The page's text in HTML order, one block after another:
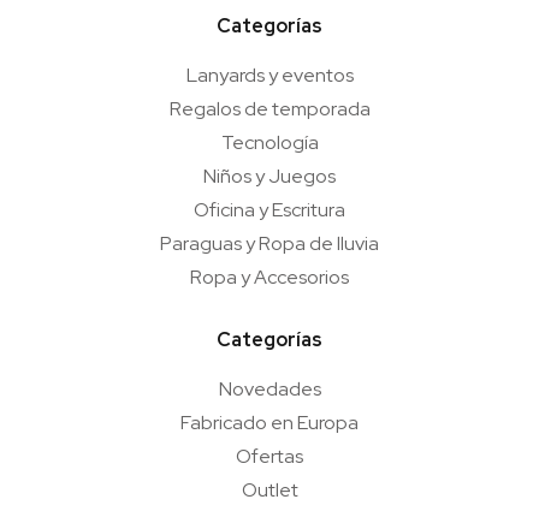
Categorías
Lanyards y eventos
Regalos de temporada
Tecnología
Niños y Juegos
Oficina y Escritura
Paraguas y Ropa de lluvia
Ropa y Accesorios
Categorías
Novedades
Fabricado en Europa
Ofertas
Outlet